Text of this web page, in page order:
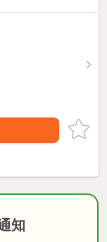
知